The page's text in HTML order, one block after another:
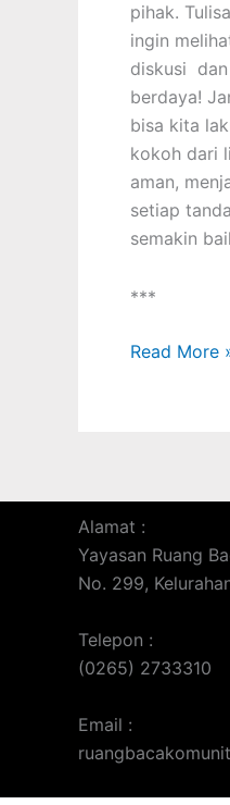
pihak.
ingin
diskusi dan
berdaya!
bisa kita
kokoh dari
aman,
setiap
semakin
***
Read More
Alamat :
Yayasan Ruang
No. 299,
Telepon :
(0265) 2733310
Email :